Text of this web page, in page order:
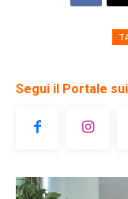
Segui il Portale